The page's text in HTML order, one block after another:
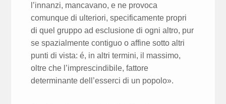
l’innanzi, mancavano, e ne provoca
comunque di ulteriori, specificamente propri
di quel gruppo ad esclusione di ogni altro, pur
se spazialmente contiguo o affine sotto altri
punti di vista: é, in altri termini, il massimo,
oltre che l’imprescindibile, fattore
determinante dell’esserci di un popolo».